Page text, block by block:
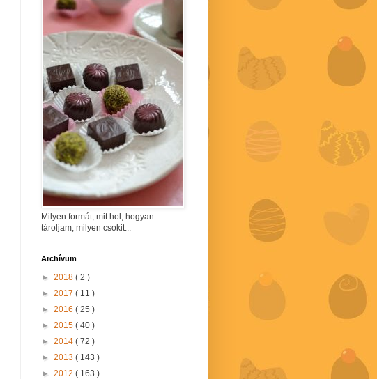
Milyen formát, mit hol, hogyan
tároljam, milyen csokit...
Archívum
► 2018 ( 2 )
► 2017 ( 11 )
► 2016 ( 25 )
► 2015 ( 40 )
► 2014 ( 72 )
► 2013 ( 143 )
► 2012 ( 163 )